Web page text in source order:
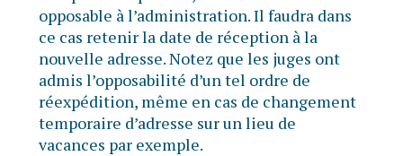
opposable à l’administration. Il faudra dans
ce cas retenir la date de réception à la
nouvelle adresse. Notez que les juges ont
admis l’opposabilité d’un tel ordre de
réexpédition, même en cas de changement
temporaire d’adresse sur un lieu de
vacances par exemple.